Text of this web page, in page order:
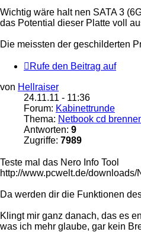
Wichtig wäre halt nen SATA 3
das Potential dieser Platte voll
Die meissten der geschilderten
Rufe den Beitrag auf
von Hellraiser
24.11.11 - 11:36
Forum: Kabinettrunde
Thema: Netbook cd
Antworten: 9
Zugriffe: 7989
Teste mal das Nero Info Tool
http://www.pcwelt.de/downloads/
Da werden dir die Funktionen
Klingt mir ganz danach, das es
was ich mehr glaube, gar kein